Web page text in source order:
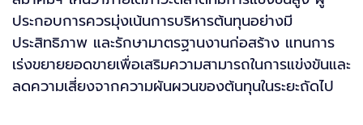
ประกอบการควรมุ่งเน้นการบริหารต้นทุนอย่างมี
ประสิทธิภาพ และรักษามาตรฐานงานก่อสร้าง แทนการ
เร่งขยายยอดขายเพื่อเสริมความสามารถในการแข่งขันและ
ลดความเสี่ยงจากความผันผวนของต้นทุนในระยะถัดไป